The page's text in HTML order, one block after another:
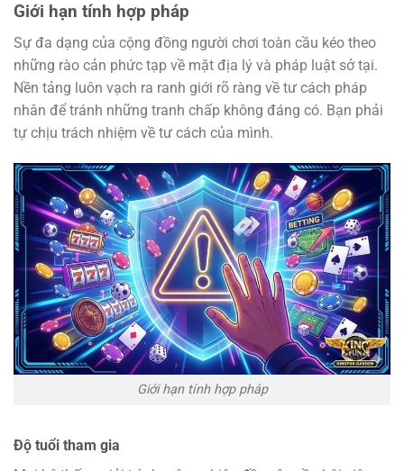
Giới hạn tính hợp pháp
Sự đa dạng của cộng đồng người chơi toàn cầu kéo theo
những rào cản phức tạp về mặt địa lý và pháp luật sở tại.
Nền tảng luôn vạch ra ranh giới rõ ràng về tư cách pháp
nhân để tránh những tranh chấp không đáng có. Bạn phải
tự chịu trách nhiệm về tư cách của mình.
Giới hạn tính hợp pháp
Độ tuổi tham gia